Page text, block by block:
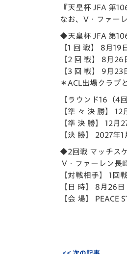
スタッフプ
マスコット
チームスケ
クラブハウ
場）
応援メディ
ホームタウ
『天皇杯 JFA 第
なお、V・ファー
◆天皇杯 JFA 第
【1 回 戦】 8月
【2 回 戦】 8月
【3 回 戦】 9月23
＊ACL出場クラブ
【ラウンド16（4
【準 々 決 勝】 12
【準 決 勝】 12月
【決 勝】 2027年
◆2回戦 マッチス
V・ファーレン長
【対戦相手】
1回
【日 時】
8月26日
【会 場】
PEACE